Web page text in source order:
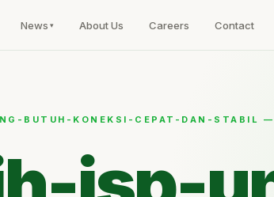
News About Us Careers Contact
BUTUH-KONEKSI-CEPAT-DAN-STABIL —